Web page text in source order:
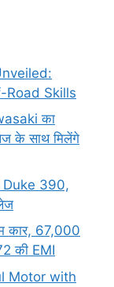
Road Skills
का
के साथ मिलेंगे
Duke 390,
कार, 67,000
की EMI
Motor with